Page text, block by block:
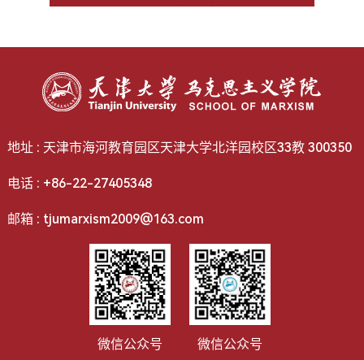
地址 : 天津市海河教育园区天津大学北洋园校区33教 300350
电话 : +86-22-27405348
邮箱 : tjumarxism2009@163.com
微信公众号
微信公众号